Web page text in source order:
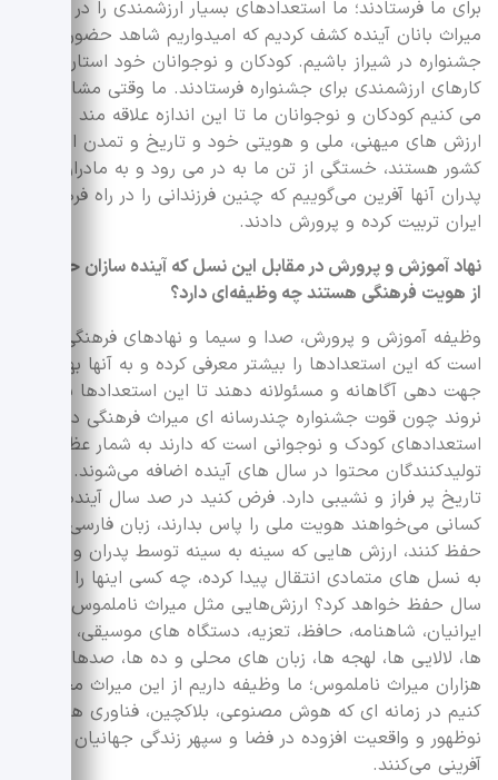
برای ما فرستادند؛ ما استعدادهای بسیار ارزشمندی را در بخش
میراث بانان آینده کشف کردیم که امیدواریم شاهد حضور آنها در
جشنواره در شیراز باشیم. کودکان و نوجوانان خود استان فارس
کارهای ارزشمندی برای جشنواره فرستادند. ما وقتی مشاهده
می کنیم کودکان و نوجوانان ما تا این اندازه علاقه مند به
ارزش های میهنی، ملی و هویتی خود و تاریخ و تمدن ارزشمند
کشور هستند، خستگی از تن ما به در می رود و به مادران و
پدران آنها آفرین می‌گوییم که چنین فرزندانی را در راه فرهنگ
ایران تربیت کرده و پرورش دادند.
نهاد آموزش و پرورش در مقابل این نسل که آینده سازان حفاظت
از هویت فرهنگی هستند چه وظیفه‌ای دارد؟
وظیفه آموزش و پرورش، صدا و سیما و نهادهای فرهنگی این
است که این استعدادها را بیشتر معرفی کرده و به آنها بها و
جهت دهی آگاهانه و مسئولانه دهند تا این استعدادها به هدر
نروند چون قوت جشنواره چندرسانه ای میراث فرهنگی در کشف
استعدادهای کودک و نوجوانی است که دارند به شمار عظیم
تولیدکنندگان محتوا در سال های آینده اضافه می‌شوند. ایران
تاریخ پر فراز و نشیبی دارد. فرض کنید در صد سال آینده جه
کسانی می‌خواهند هویت ملی را پاس بدارند، زبان فارسی را
حفظ کنند، ارزش هایی که سینه به سینه توسط پدران و مادران
سال حفظ خواهد کرد؟ ارزش‌هایی مثل میراث ناملموس
ایرانیان، شاهنامه، حافظ، تعزیه، دستگاه های موسیقی، مثل
ها، لالایی ها، لهجه ها، زبان های محلی و ده ها، صدها و
هزاران میراث ناملموس؛ ما وظیفه داریم از این میراث محافظت
کنیم در زمانه ای که هوش مصنوعی، بلاکچین، فناوری های
نوظهور و واقعیت افزوده در فضا و سپهر زندگی جهانیان نقش
آفرینی می‌کنند.